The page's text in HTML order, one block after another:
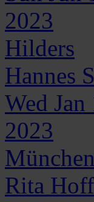
2023
Hilders
Hannes
Wed
2023
München
Rita